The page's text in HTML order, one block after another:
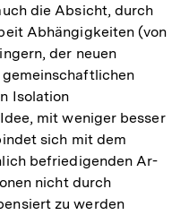
die Absicht, durch
Abhängigkeiten (von
der neuen
gemeinschaftlichen
Isolation
mit weniger besser
sich mit dem
befriedigenden Ar-
nicht durch
zu werden